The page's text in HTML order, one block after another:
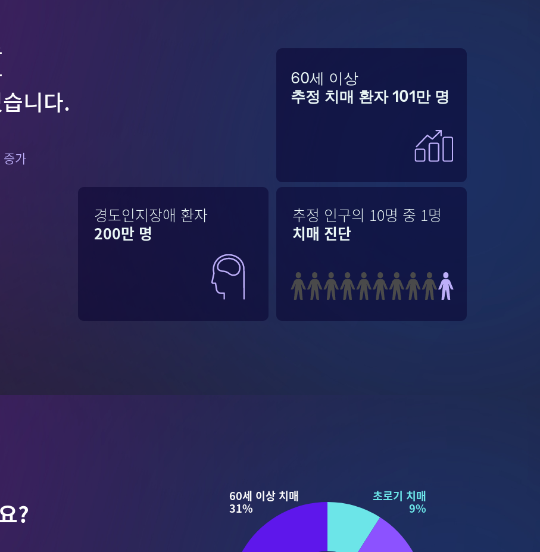
니다.
가
60세 이상
추정 치매 환자 101만 명
경도인지장애 환자
200만 명
추정 인구의 10명 중 1명
치매 진단
?
60세 이상 치매​
31%
초로기 치매
9%